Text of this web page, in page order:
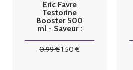
Eric Favre
Testorine
Booster 500
ml - Saveur :
0.99€1.50 €